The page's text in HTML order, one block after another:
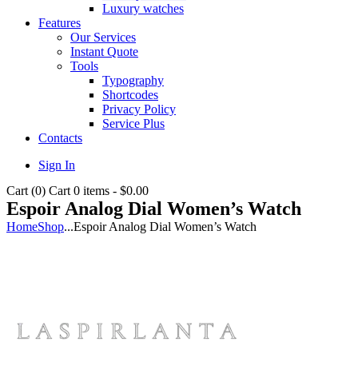
Luxury watches
Features
Our Services
Instant Quote
Tools
Typography
Shortcodes
Privacy Policy
Service Plus
Contacts
Sign In
Cart (0) Cart 0 items - $0.00
Espoir Analog Dial Women’s Watch
HomeShop...Espoir Analog Dial Women’s Watch